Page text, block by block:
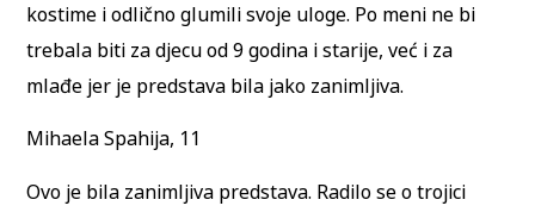
kostime i odlično glumili svoje uloge. Po meni ne bi
trebala biti za djecu od 9 godina i starije, već i za
mlađe jer je predstava bila jako zanimljiva.
Mihaela Spahija, 11
Ovo je bila zanimljiva predstava. Radilo se o trojici